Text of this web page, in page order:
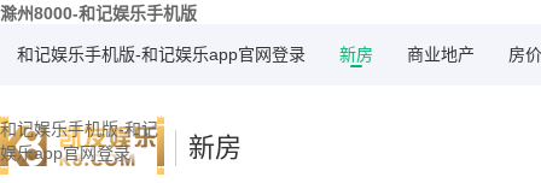
滁州8000-和记娱乐手机版
和记娱乐手机版-和记娱乐app官网登录 新房 商业地产 房价
和记娱乐手机版-和记
娱乐app官网登录
新房